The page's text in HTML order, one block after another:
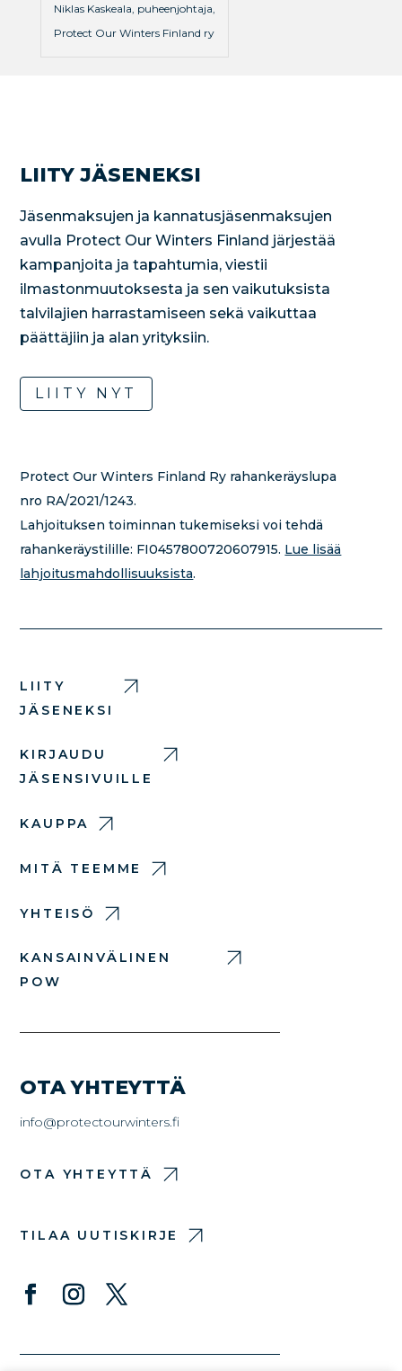
Niklas Kaskeala, puheenjohtaja,
Protect Our Winters Finland ry
LIITY JÄSENEKSI
Jäsenmaksujen ja kannatusjäsenmaksujen
avulla Protect Our Winters Finland järjestää
kampanjoita ja tapahtumia, viestii
ilmastonmuutoksesta ja sen vaikutuksista
talvilajien harrastamiseen sekä vaikuttaa
päättäjiin ja alan yrityksiin.
LIITY NYT
Protect Our Winters Finland Ry rahankeräyslupa
nro RA/2021/1243.
Lahjoituksen toiminnan tukemiseksi voi tehdä
rahankeräystilille: FI0457800720607915. Lue lisää
lahjoitusmahdollisuuksista.
LIITY
JÄSENEKSI
KIRJAUDU
JÄSENSIVUILLE
KAUPPA
MITÄ TEEMME
YHTEISÖ
KANSAINVÄLINEN
POW
OTA YHTEYTTÄ
info@protectourwinters.fi
OTA YHTEYTTÄ
TILAA UUTISKIRJE